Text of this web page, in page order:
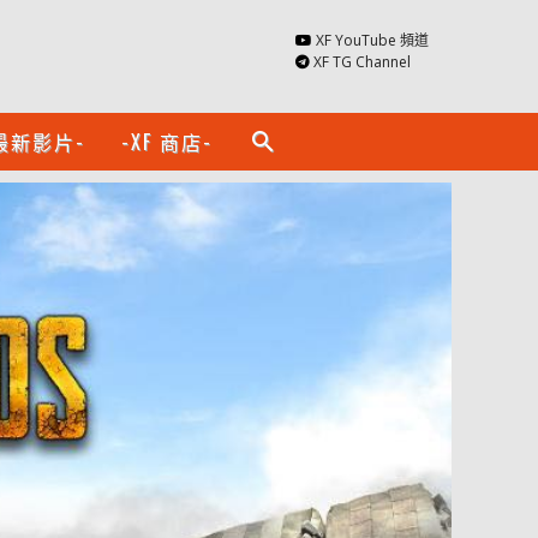
XF YouTube 頻道
XF TG Channel
新影片- -XF 商店- search